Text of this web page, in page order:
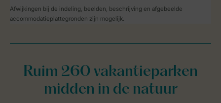
Afwijkingen bij de indeling, beelden, beschrijving en afgebeelde
accommodatieplattegronden zijn mogelijk.
Ruim 260 vakantieparken
midden in de natuur